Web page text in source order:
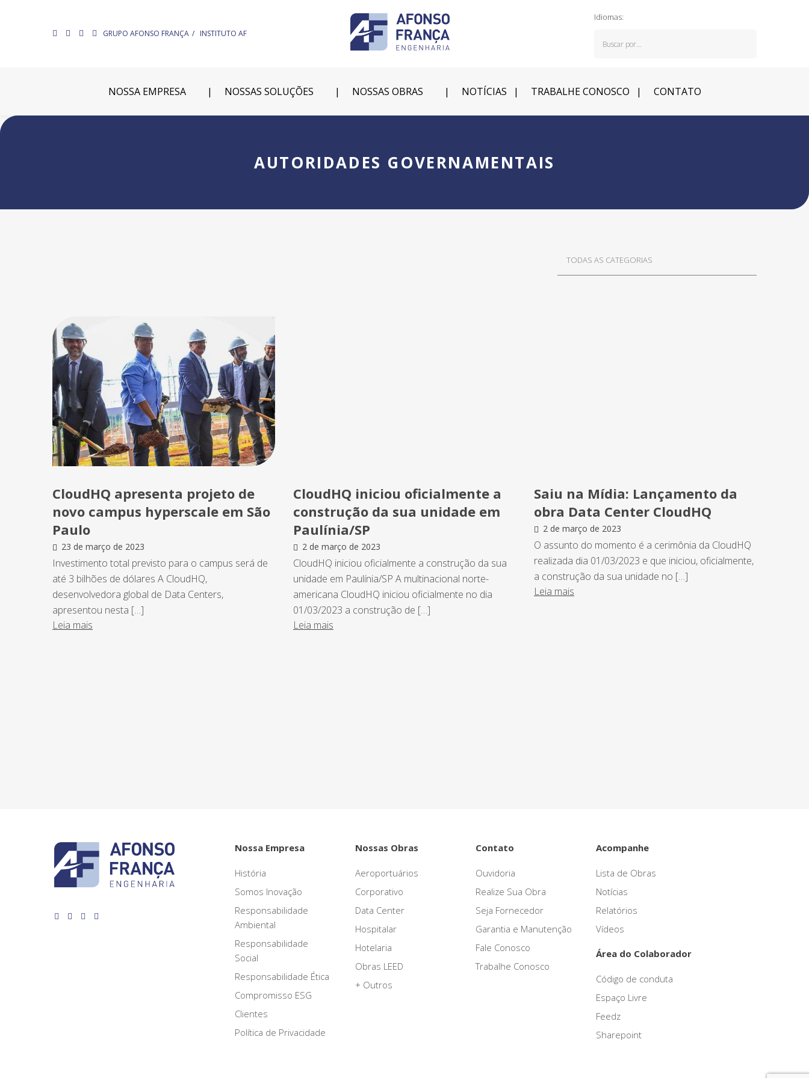
GRUPO AFONSO FRANÇA INSTITUTO AF
Idiomas:
NOSSA EMPRESA NOSSAS SOLUÇÕES NOSSAS OBRAS NOTÍCIAS TRABALHE CONOSCO CONTATO
AUTORIDADES GOVERNAMENTAIS
CloudHQ apresenta projeto de
novo campus hyperscale em São
Paulo
23 de março de 2023
Investimento total previsto para o campus será de
até 3 bilhões de dólares A CloudHQ,
desenvolvedora global de Data Centers,
apresentou nesta […]
Leia mais
CloudHQ iniciou oficialmente a
construção da sua unidade em
Paulínia/SP
2 de março de 2023
CloudHQ iniciou oficialmente a construção da sua
unidade em Paulínia/SP A multinacional norte-
americana CloudHQ iniciou oficialmente no dia
01/03/2023 a construção de […]
Leia mais
Saiu na Mídia: Lançamento da
obra Data Center CloudHQ
2 de março de 2023
O assunto do momento é a cerimônia da CloudHQ
realizada dia 01/03/2023 e que iniciou, oficialmente,
a construção da sua unidade no […]
Leia mais
Nossa Empresa
História
Somos Inovação
Responsabilidade
Ambiental
Responsabilidade
Social
Responsabilidade Ética
Compromisso ESG
Clientes
Política de Privacidade
Nossas Obras
Aeroportuários
Corporativo
Data Center
Hospitalar
Hotelaria
Obras LEED
+ Outros
Contato
Ouvidoria
Realize Sua Obra
Seja Fornecedor
Garantia e Manutenção
Fale Conosco
Trabalhe Conosco
Acompanhe
Lista de Obras
Notícias
Relatórios
Vídeos
Área do Colaborador
Código de conduta
Espaço Livre
Feedz
Sharepoint